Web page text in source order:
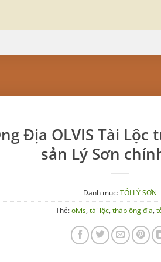
Địa OLVIS Tài Lộc
sản Lý Sơn
Danh mục:TỎI LÝ SƠN
Thẻ:olvis, tài lộc, tháp ông địa,